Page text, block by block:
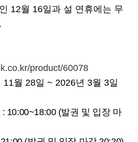
12월 16일과 설 연휴에는 무
product/60078
월 28일 ~ 2026년 3월 3일
10:00~18:00 (발권 및 입장 마